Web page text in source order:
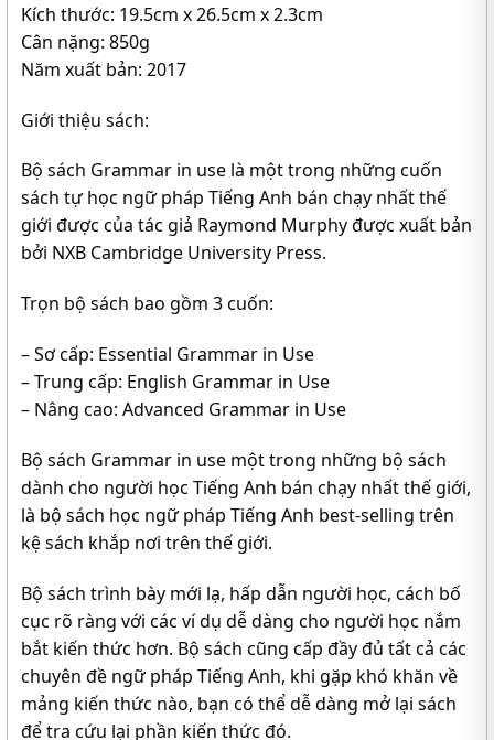
Kích thước: 19.5cm x 26.5cm x 2.3cm
Cân nặng: 850g
Năm xuất bản: 2017
Giới thiệu sách:
Bộ sách Grammar in use là một trong những cuốn
sách tự học ngữ pháp Tiếng Anh bán chạy nhất thế
giới được của tác giả Raymond Murphy được xuất bản
bởi NXB Cambridge University Press.
Trọn bộ sách bao gồm 3 cuốn:
– Sơ cấp: Essential Grammar in Use
– Trung cấp: English Grammar in Use
– Nâng cao: Advanced Grammar in Use
Bộ sách Grammar in use một trong những bộ sách
dành cho người học Tiếng Anh bán chạy nhất thế giới,
là bộ sách học ngữ pháp Tiếng Anh best-selling trên
kệ sách khắp nơi trên thế giới.
Bộ sách trình bày mới lạ, hấp dẫn người học, cách bố
cục rõ ràng với các ví dụ dễ dàng cho người học nắm
bắt kiến thức hơn. Bộ sách cũng cấp đầy đủ tất cả các
chuyên đề ngữ pháp Tiếng Anh, khi gặp khó khăn về
mảng kiến thức nào, bạn có thể dễ dàng mở lại sách
để tra cứu lại phần kiến thức đó.